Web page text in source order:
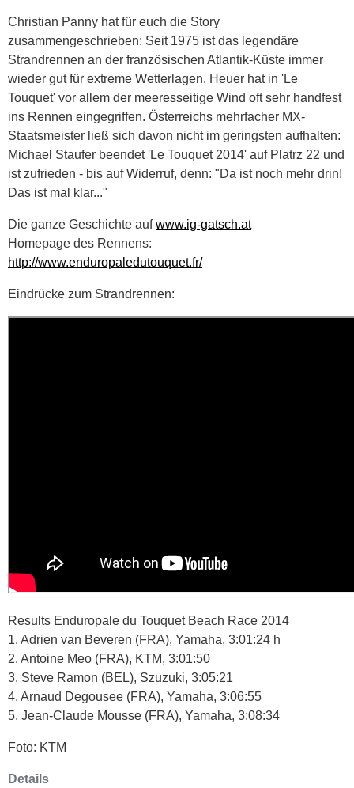
Christian Panny hat für euch die Story
zusammengeschrieben: Seit 1975 ist das legendäre
Strandrennen an der französischen Atlantik-Küste immer
wieder gut für extreme Wetterlagen. Heuer hat in 'Le
Touquet' vor allem der meeresseitige Wind oft sehr handfest
ins Rennen eingegriffen. Österreichs mehrfacher MX-
Staatsmeister ließ sich davon nicht im geringsten aufhalten:
Michael Staufer beendet 'Le Touquet 2014' auf Platrz 22 und
ist zufrieden - bis auf Widerruf, denn: "Da ist noch mehr drin!
Das ist mal klar..."
Die ganze Geschichte aufwww.ig-gatsch.at
Homepage des Rennens:
http://www.enduropaledutouquet.fr/
Eindrücke zum Strandrennen:
Results Enduropale du Touquet Beach Race 2014
1. Adrien van Beveren (FRA), Yamaha, 3:01:24 h
2. Antoine Meo (FRA), KTM, 3:01:50
3. Steve Ramon (BEL), Szuzuki, 3:05:21
4. Arnaud Degousee (FRA), Yamaha, 3:06:55
5. Jean-Claude Mousse (FRA), Yamaha, 3:08:34
Foto: KTM
Details